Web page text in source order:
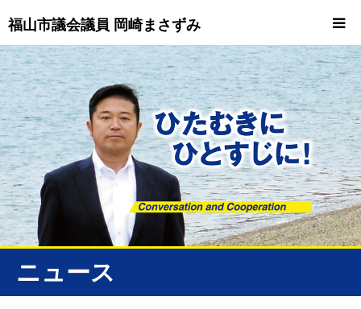
福山市議会議員 岡崎まさずみ
ニュース
HOME
重要情報
プロフィール
ニュース/トピックス
ニュース